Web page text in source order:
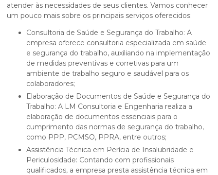
atender às necessidades de seus clientes. Vamos conhecer
um pouco mais sobre os principais serviços oferecidos:
Consultoria de Saúde e Segurança do Trabalho: A
empresa oferece consultoria especializada em saúde
e segurança do trabalho, auxiliando na implementação
de medidas preventivas e corretivas para um
ambiente de trabalho seguro e saudável para os
colaboradores;
Elaboração de Documentos de Saúde e Segurança do
Trabalho: A LM Consultoria e Engenharia realiza a
elaboração de documentos essenciais para o
cumprimento das normas de segurança do trabalho,
como PPP, PCMSO, PPRA, entre outros;
Assistência Técnica em Perícia de Insalubridade e
Periculosidade: Contando com profissionais
qualificados, a empresa presta assistência técnica em